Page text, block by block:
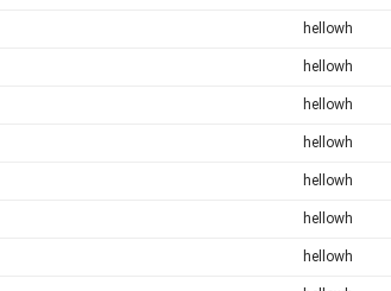
hellowh
hellowh
hellowh
hellowh
hellowh
hellowh
hellowh